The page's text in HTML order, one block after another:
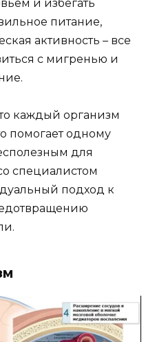
и избегать
питание,
активность – все
с мигренью и
каждый организм
помогает одному
для
специалистом
подход к